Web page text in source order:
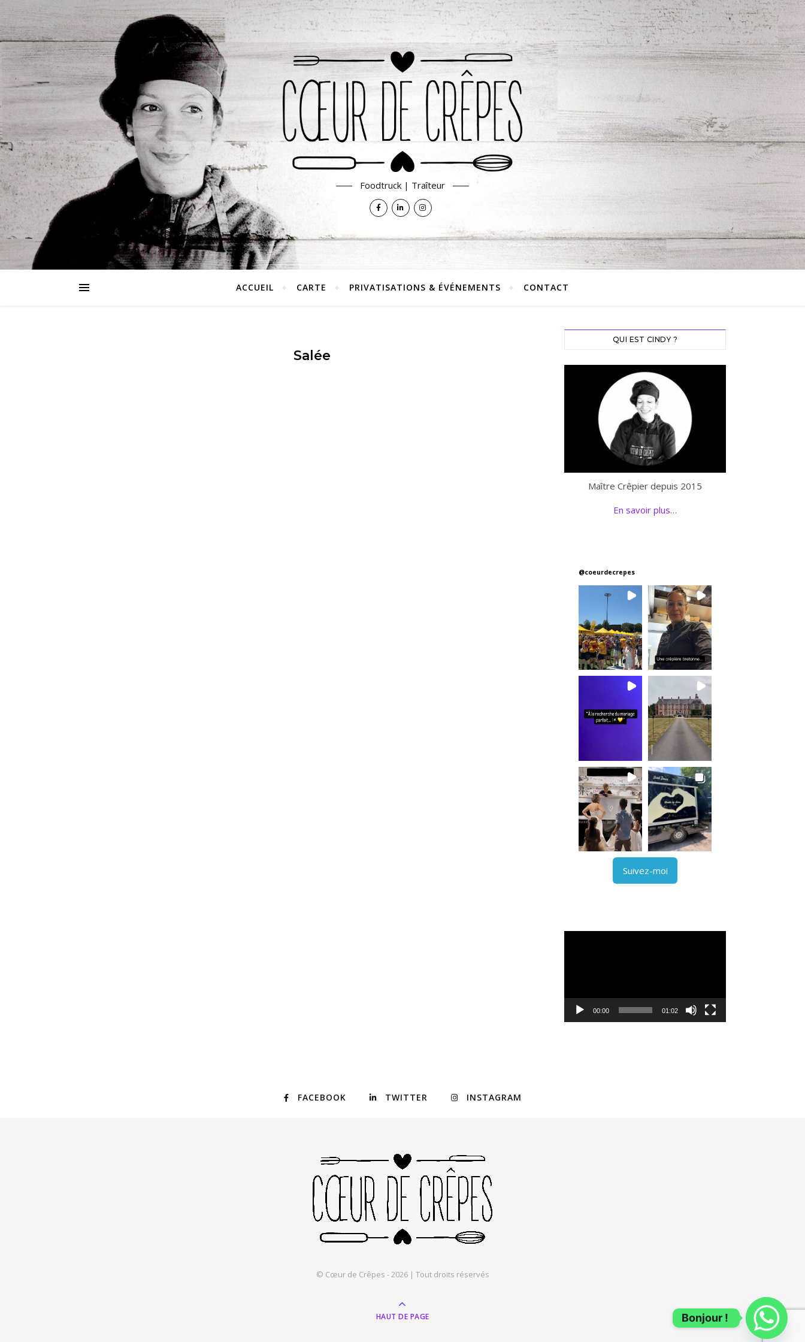
Foodtruck | Traîteur
ACCUEIL CARTE PRIVATISATIONS & ÉVÉNEMENTS CONTACT
Salée
QUI EST CINDY ?
Maître Crêpier depuis 2015
En savoir plus…
@coeurdecrepes
Suivez-moi
00:00 01:02
FACEBOOK TWITTER INSTAGRAM
© Cœur de Crêpes - 2026 | Tout droits réservés
HAUT DE PAGE Bonjour !